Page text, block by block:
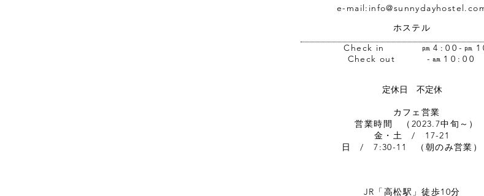
© 2023 by CASA 3. Proudly created with Wix.com
e-mail:
ホステル
Check in ㏘4:00-㏘
Check out
-㏂10:00
定休日 不定休
​ カフェ営業
営業時間 （2023.7中旬～）
金・土 / 17-21
日 / 7:30-11 （朝のみ営業）
JR「高松駅」徒歩10分